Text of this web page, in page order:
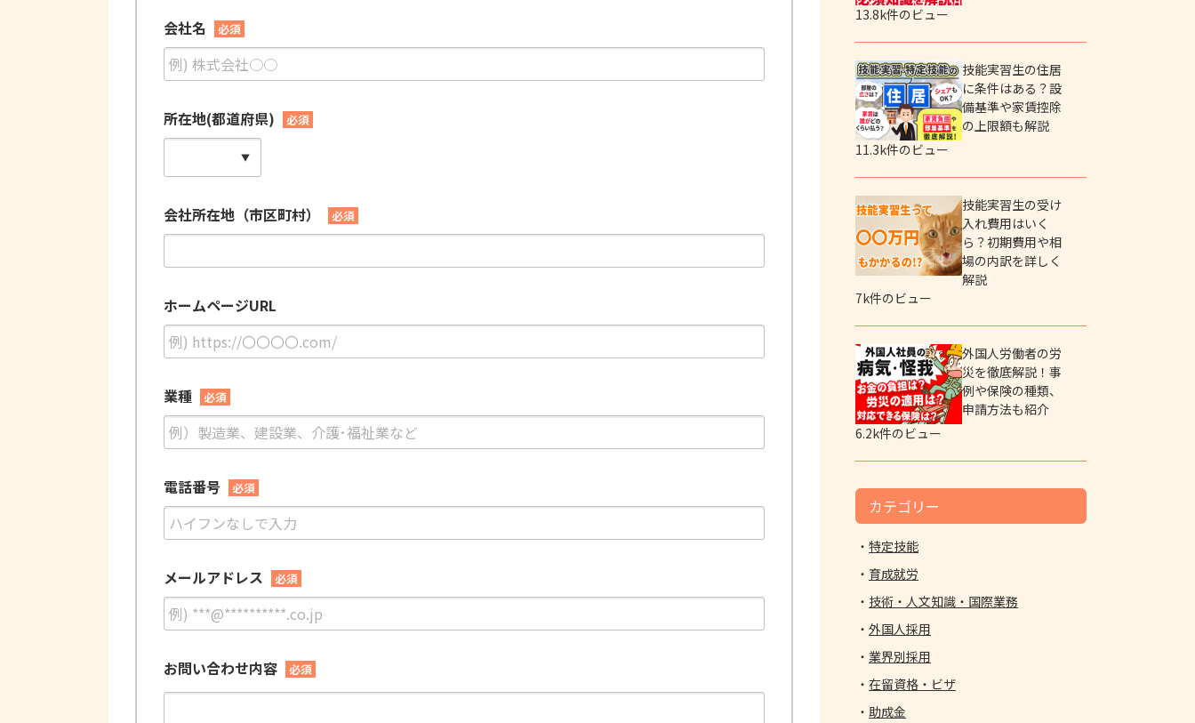
会社名 必須
所在地(都道府県) 必須
会社所在地（市区町村） 必須
ホームページURL
業種 必須
電話番号 必須
メールアドレス 必須
お問い合わせ内容 必須
13.8k件のビュー
技能実習生の住居
に条件はある？設
備基準や家賃控除
の上限額も解説
11.3k件のビュー
技能実習生の受け
入れ費用はいく
ら？初期費用や相
場の内訳を詳しく
解説
7k件のビュー
外国人労働者の労
災を徹底解説！事
例や保険の種類、
申請方法も紹介
6.2k件のビュー
カテゴリー
特定技能
育成就労
技術・人文知識・国際業務
外国人採用
業界別採用
在留資格・ビザ
助成金